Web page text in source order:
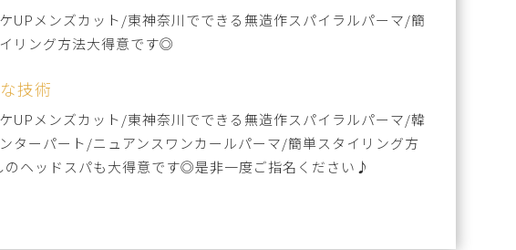
UPメンズカット/東神奈川でできる無造作スパイラルパーマ/簡
リング方法大得意です◎
技術
UPメンズカット/東神奈川でできる無造作スパイラルパーマ/韓
ターパート/ニュアンスワンカールパーマ/簡単スタイリング方
のヘッドスパも大得意です◎是非一度ご指名ください♪